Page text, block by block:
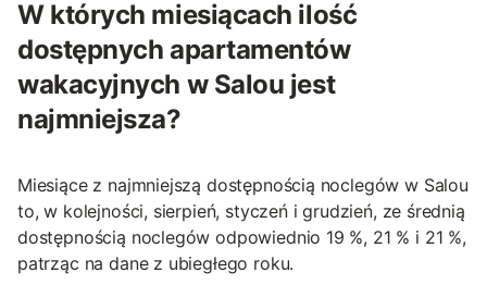
W których miesiącach ilość
dostępnych apartamentów
wakacyjnych w Salou jest
najmniejsza?
Miesiące z najmniejszą dostępnością noclegów w Salou
to, w kolejności, sierpień, styczeń i grudzień, ze średnią
dostępnością noclegów odpowiednio 19 %, 21 % i 21 %,
patrząc na dane z ubiegłego roku.